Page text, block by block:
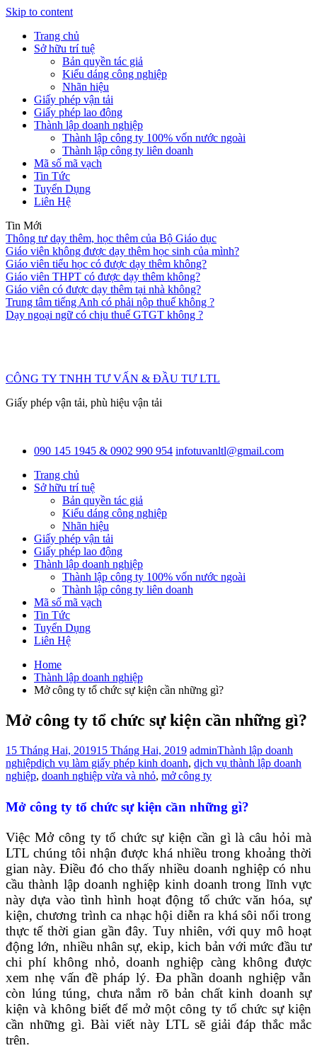
Skip to content
Trang chủ
Sở hữu trí tuệ
Bản quyền tác giả
Kiểu dáng công nghiệp
Nhãn hiệu
Giấy phép vận tải
Giấy phép lao động
Thành lập doanh nghiệp
Thành lập công ty 100% vốn nước ngoài
Thành lập công ty liên doanh
Mã số mã vạch
Tin Tức
Tuyển Dụng
Liên Hệ
Tin Mới
Thông tư dạy thêm, học thêm của Bộ Giáo dục
Giáo viên không được dạy thêm học sinh của mình?
Giáo viên tiểu học có được dạy thêm không?
Giáo viên THPT có được dạy thêm không?
Giáo viên có được dạy thêm tại nhà không?
Trung tâm tiếng Anh có phải nộp thuế không ?
Dạy ngoại ngữ có chịu thuế GTGT không ?
CÔNG TY TNHH TƯ VẤN & ĐẦU TƯ LTL
Giấy phép vận tải, phù hiệu vận tải
090 145 1945 & 0902 990 954 infotuvanltl@gmail.com
Trang chủ
Sở hữu trí tuệ
Bản quyền tác giả
Kiểu dáng công nghiệp
Nhãn hiệu
Giấy phép vận tải
Giấy phép lao động
Thành lập doanh nghiệp
Thành lập công ty 100% vốn nước ngoài
Thành lập công ty liên doanh
Mã số mã vạch
Tin Tức
Tuyển Dụng
Liên Hệ
Home
Thành lập doanh nghiệp
Mở công ty tổ chức sự kiện cần những gì?
Mở công ty tổ chức sự kiện cần những gì?
15 Tháng Hai, 201915 Tháng Hai, 2019 adminThành lập doanh
nghiệpdịch vụ làm giấy phép kinh doanh, dịch vụ thành lập doanh
nghiệp, doanh nghiệp vừa và nhỏ, mở công ty
Mở công ty tổ chức sự kiện cần những gì?
Việc Mở công ty tổ chức sự kiện cần gì là câu hỏi mà
LTL chúng tôi nhận được khá nhiều trong khoảng thời
gian này. Điều đó cho thấy nhiều doanh nghiệp có nhu
cầu thành lập doanh nghiệp kinh doanh trong lĩnh vực
này dựa vào tình hình hoạt động tổ chức văn hóa, sự
kiện, chương trình ca nhạc hội diễn ra khá sôi nổi trong
thực tế thời gian gần đây. Tuy nhiên, với quy mô hoạt
động lớn, nhiều nhân sự, ekip, kich bản với mức đầu tư
chi phí không nhỏ, doanh nghiệp càng không được
xem nhẹ vấn đề pháp lý. Đa phần doanh nghiệp vẫn
còn lúng túng, chưa nắm rõ bản chất kinh doanh sự
kiện và không biết để mở một công ty tổ chức sự kiện
cần những gì. Bài viết này LTL sẽ giải đáp thắc mắc
trên.